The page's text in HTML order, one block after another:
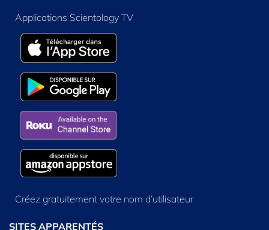
Applications Scientology TV
Créez gratuitement votre nom d’utilisateur
SITES APPARENTÉS